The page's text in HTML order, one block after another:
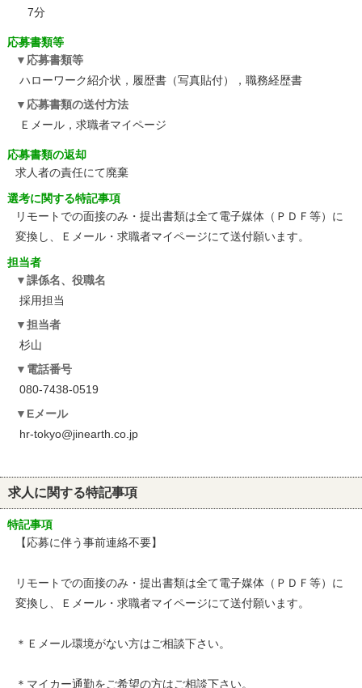
7分
応募書類等
応募書類等
ハローワーク紹介状，履歴書（写真貼付），職務経歴書
応募書類の送付方法
Ｅメール，求職者マイページ
応募書類の返却
求人者の責任にて廃棄
選考に関する特記事項
リモートでの面接のみ・提出書類は全て電子媒体（ＰＤＦ等）に
変換し、Ｅメール・求職者マイページにて送付願います。
担当者
課係名、役職名
採用担当
担当者
杉山
電話番号
080-7438-0519
Eメール
hr-tokyo@jinearth.co.jp
求人に関する特記事項
特記事項
【応募に伴う事前連絡不要】
リモートでの面接のみ・提出書類は全て電子媒体（ＰＤＦ等）に
変換し、Ｅメール・求職者マイページにて送付願います。
＊Ｅメール環境がない方はご相談下さい。
＊マイカー通勤をご希望の方はご相談下さい。